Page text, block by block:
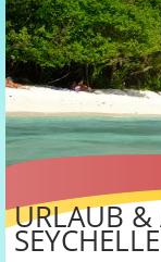
URLAUB &